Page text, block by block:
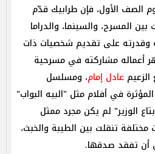
الصف الأول، فإن طرابيك قدّم
تنوعت بين المسرح، والسينما، والدراما
وقدرته على تقديم شخصيات ذات
أعماله مشاركته في مسرحية
عادل إمام، ومسلسل
في أفلام مثل "البيه البواب"
الوزير" لم يكن مجرد ممثل
تنقلت بين الطيبة والخبث،
أن تفقد صدقها.